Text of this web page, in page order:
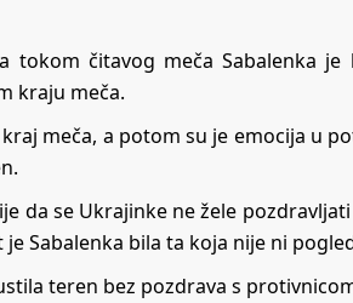
tokom čitavog meča Sabalenka
kraju meča.
meča, a potom su je emocija u
da se Ukrajinke ne žele
Sabalenka bila ta koja nije ni
teren bez pozdrava s